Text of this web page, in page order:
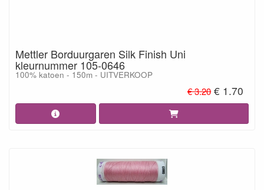
Mettler Borduurgaren Silk Finish Uni
kleurnummer 105-0646
100% katoen - 150m - UITVERKOOP
€ 3.20 € 1.70